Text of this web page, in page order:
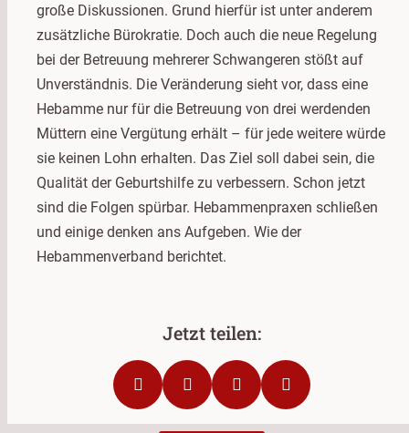
große Diskussionen. Grund hierfür ist unter anderem
zusätzliche Bürokratie. Doch auch die neue Regelung
bei der Betreuung mehrerer Schwangeren stößt auf
Unverständnis. Die Veränderung sieht vor, dass eine
Hebamme nur für die Betreuung von drei werdenden
Müttern eine Vergütung erhält – für jede weitere würde
sie keinen Lohn erhalten. Das Ziel soll dabei sein, die
Qualität der Geburtshilfe zu verbessern. Schon jetzt
sind die Folgen spürbar. Hebammenpraxen schließen
und einige denken ans Aufgeben. Wie der
Hebammenverband berichtet.